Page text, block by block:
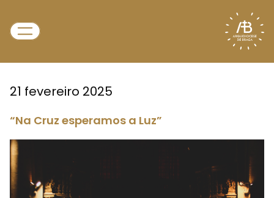
21 fevereiro 2025
“Na Cruz esperamos a Luz”